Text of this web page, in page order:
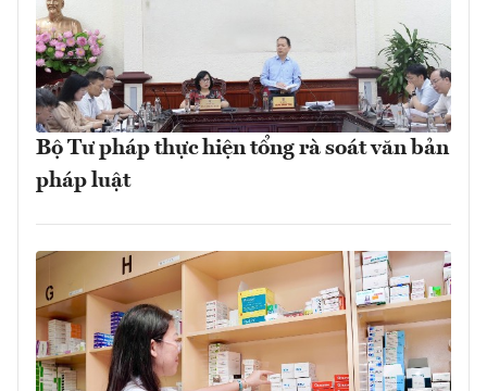
Bộ Tư pháp thực hiện tổng rà soát văn bản
pháp luật